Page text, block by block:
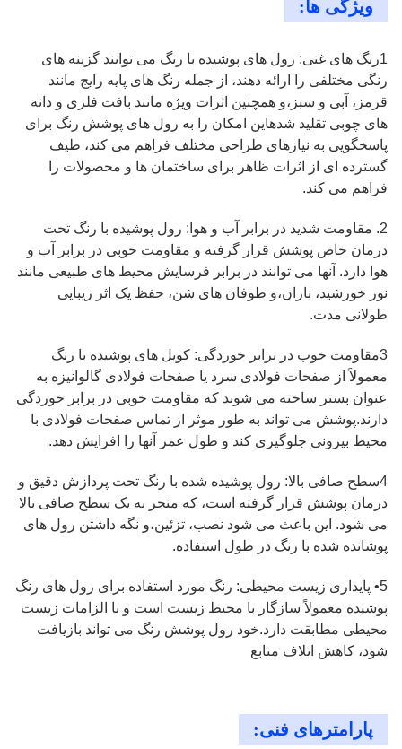
ویژگی ها:
1رنگ های غنی: رول های پوشیده با رنگ می توانند گزینه های
رنگی مختلفی را ارائه دهند، از جمله رنگ های پایه رایج مانند
قرمز، آبی و سبز،و همچنین اثرات ویژه مانند بافت فلزی و دانه
های چوبی تقلید شدهاین امکان را به رول های پوشش رنگ برای
پاسخگویی به نیازهای طراحی مختلف فراهم می کند، طیف
گسترده ای از اثرات ظاهر برای ساختمان ها و محصولات را
فراهم می کند.
2. مقاومت شدید در برابر آب و هوا: رول پوشیده با رنگ تحت
درمان خاص پوشش قرار گرفته و مقاومت خوبی در برابر آب و
هوا دارد. آنها می توانند در برابر فرسایش محیط های طبیعی مانند
نور خورشید، باران،و طوفان های شن، حفظ یک اثر زیبایی
طولانی مدت.
3مقاومت خوب در برابر خوردگی: کویل های پوشیده با رنگ
معمولاً از صفحات فولادی سرد یا صفحات فولادی گالوانیزه به
عنوان بستر ساخته می شوند که مقاومت خوبی در برابر خوردگی
دارند.پوشش می تواند به طور موثر از تماس صفحات فولادی با
محیط بیرونی جلوگیری کند و طول عمر آنها را افزایش دهد.
4سطح صافی بالا: رول پوشیده شده با رنگ تحت پردازش دقیق و
درمان پوشش قرار گرفته است، که منجر به یک سطح صافی بالا
می شود. این باعث می شود نصب، تزئین،و نگه داشتن رول های
پوشانده شده با رنگ در طول استفاده.
5• پایداری زیست محیطی: رنگ مورد استفاده برای رول های رنگ
پوشیده معمولاً سازگار با محیط زیست است و با الزامات زیست
محیطی مطابقت دارد.خود رول پوشش رنگ می تواند بازیافت
شود، کاهش اتلاف منابع
پارامترهای فنی: